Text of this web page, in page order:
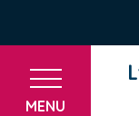
MENU